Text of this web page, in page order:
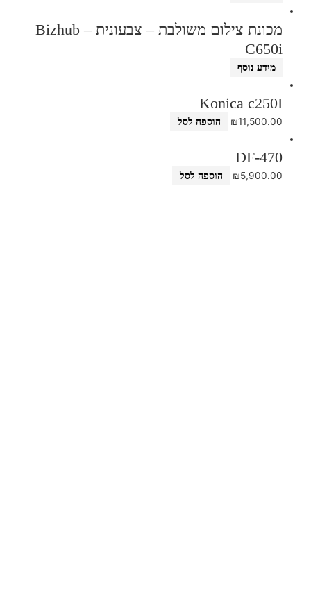
מכונת צילום משולבת – צבעונית – Bizhub
C650i
מידע נוסף
Konica c250I
₪11,500.00 הוספה לסל
DF-470
₪5,900.00 הוספה לסל